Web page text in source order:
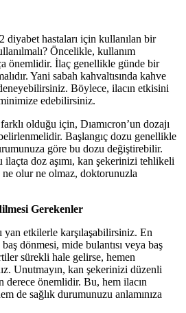
diyabet hastaları için kullanılan bir
Öncelikle, kullanım
önemlidir. İlaç genellikle günde bir
Yani sabah kahvaltısında kahve
Böylece, ilacın etkisini
edebilirsiniz.
olduğu için, Dıamıcron’un dozajı
Başlangıç dozu genellikle
göre bu dozu değiştirebilir.
ilaçta doz aşımı, kan şekerinizi tehlikeli
olur ne olmaz, doktorunuzla
Gerekenler
yan etkilerle karşılaşabilirsiniz. En
dönmesi, mide bulantısı veya baş
sürekli hale gelirse, hemen
Unutmayın, kan şekerinizi düzenli
derece önemlidir. Bu, hem ilacın
de sağlık durumunuzu anlamınıza